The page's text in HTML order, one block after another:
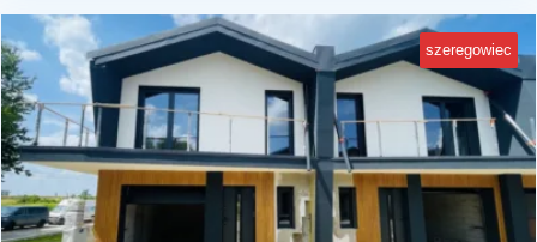
szeregowiec